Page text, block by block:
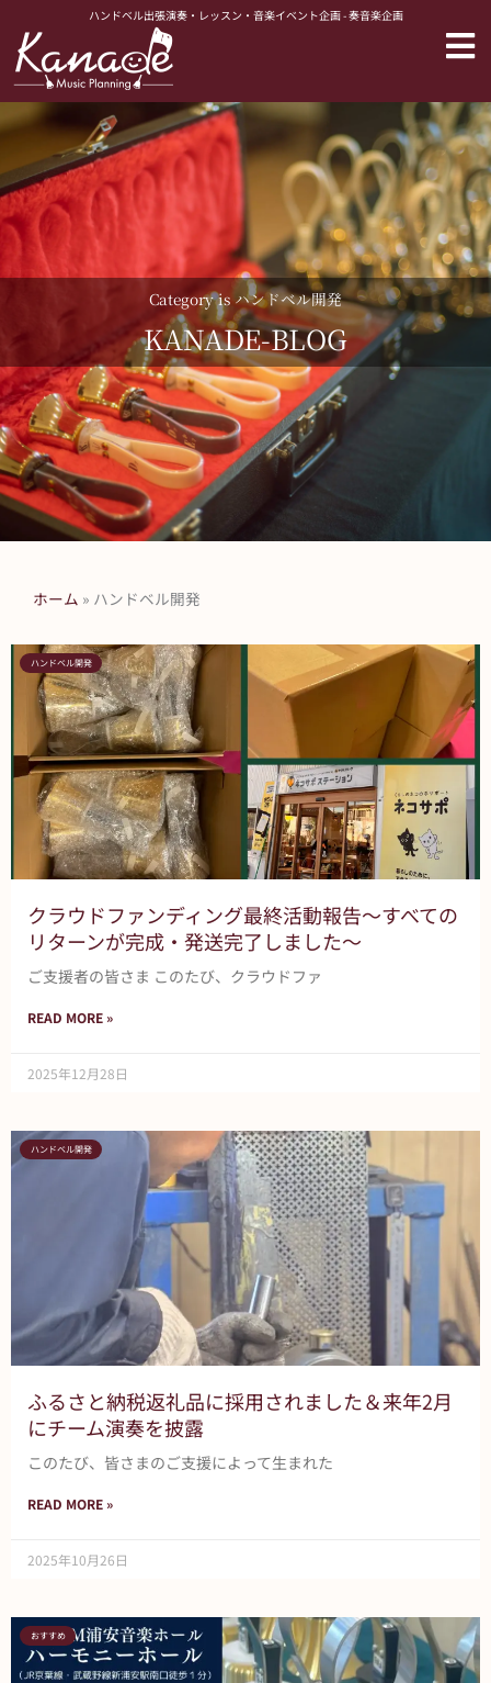
ス
キ
プ
ハンドベル出張演奏・レッスン・音楽イベント企画 - 奏音楽企画
Category is ハンドベル開発
KANADE-BLOG
ホーム » ハンドベル開発
ハンドベル開発
クラウドファンディング最終活動報告～すべての
リターンが完成・発送完了しました～
ご支援者の皆さま このたび、クラウドファ
READ MORE »
2025年12月28日
ハンドベル開発
ふるさと納税返礼品に採用されました＆来年2月
にチーム演奏を披露
このたび、皆さまのご支援によって生まれた
READ MORE »
2025年10月26日
おすすめ